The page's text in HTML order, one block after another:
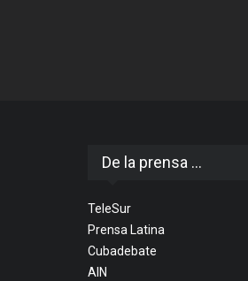
De la prensa ...
TeleSur
Prensa Latina
Cubadebate
AIN